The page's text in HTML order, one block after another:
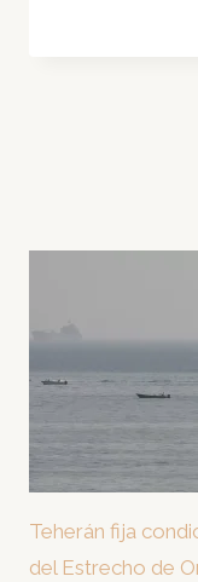
Teherán fija
del Estrecho de